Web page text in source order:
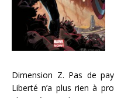
Dimension Z. Pas de
Liberté n’a plus rien à